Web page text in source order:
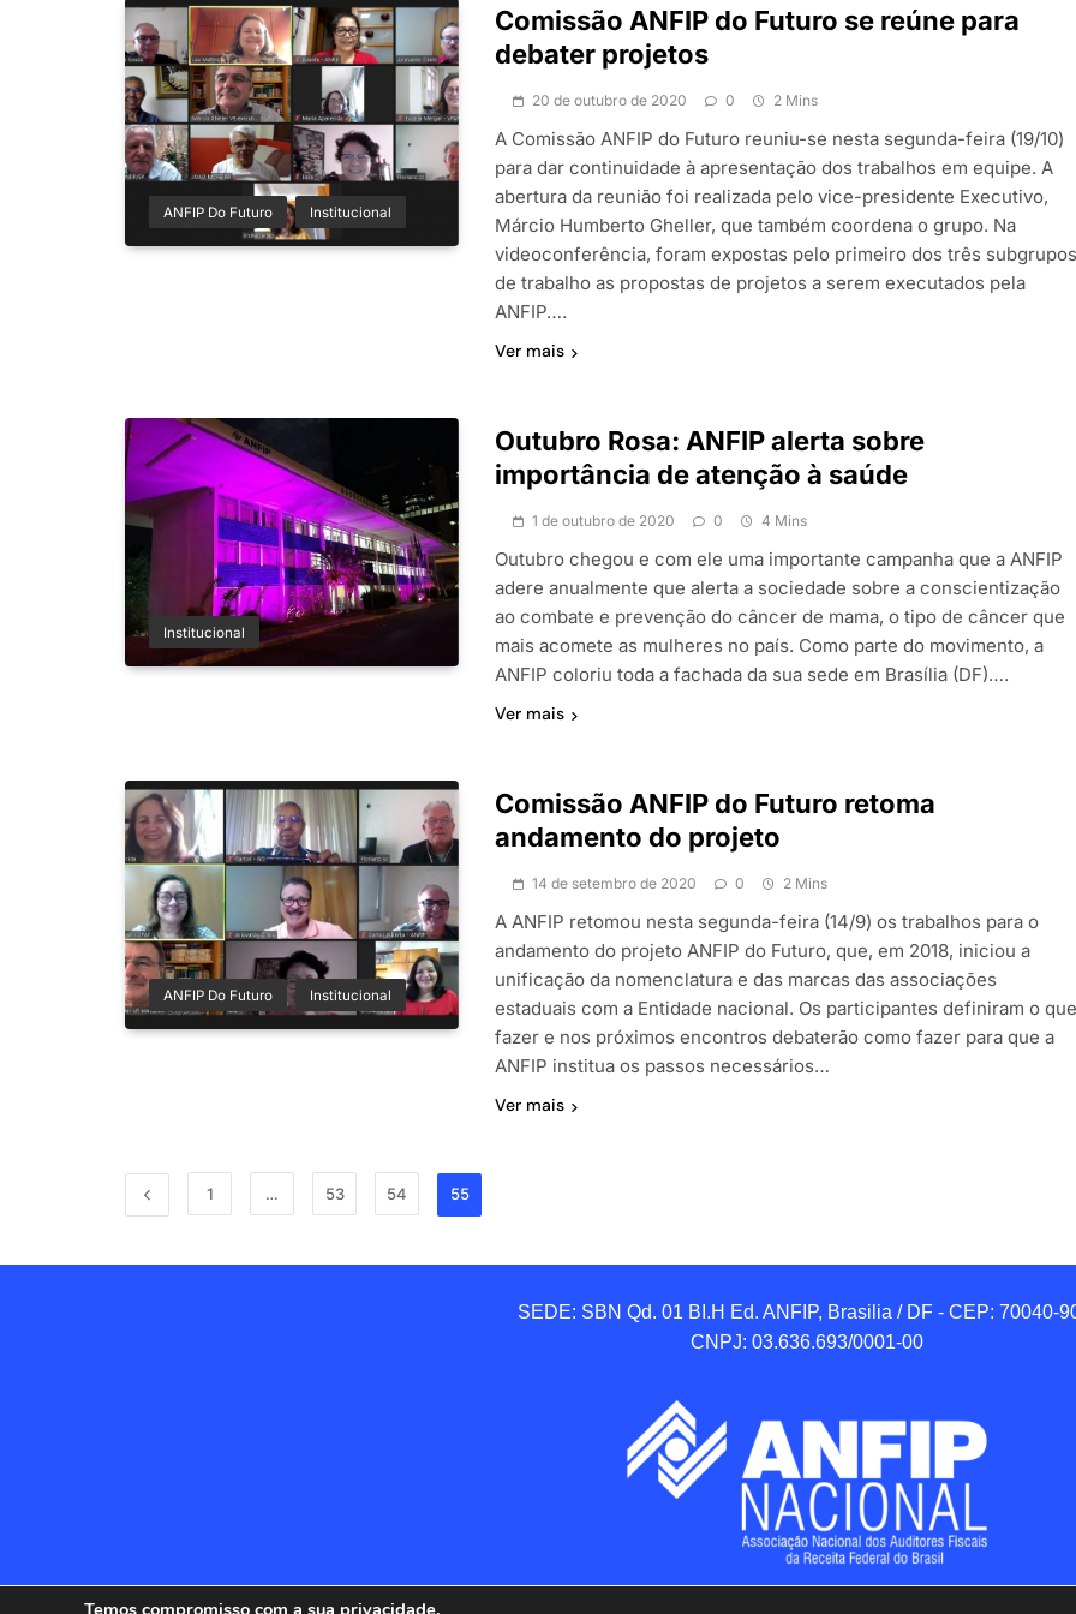
ANFIP Do Futuro Institucional
Comissão ANFIP do Futuro se reúne para
debater projetos
20 de outubro de 2020 0 2 Mins
A Comissão ANFIP do Futuro reuniu-se nesta segunda-feira (19/10)
para dar continuidade à apresentação dos trabalhos em equipe. A
abertura da reunião foi realizada pelo vice-presidente Executivo,
Márcio Humberto Gheller, que também coordena o grupo. Na
videoconferência, foram expostas pelo primeiro dos três
de trabalho as propostas de projetos a serem executados pela
ANFIP….
Ver mais
Institucional
Outubro Rosa: ANFIP alerta sobre
importância de atenção à saúde
1 de outubro de 2020 0 4 Mins
Outubro chegou e com ele uma importante campanha que a ANFIP
adere anualmente que alerta a sociedade sobre a conscientização
ao combate e prevenção do câncer de mama, o tipo de câncer que
mais acomete as mulheres no país. Como parte do movimento, a
ANFIP coloriu toda a fachada da sua sede em Brasília (DF)….
Ver mais
ANFIP Do Futuro Institucional
Comissão ANFIP do Futuro retoma
andamento do projeto
14 de setembro de 2020 0 2 Mins
A ANFIP retomou nesta segunda-feira (14/9) os trabalhos para o
andamento do projeto ANFIP do Futuro, que, em 2018, iniciou a
unificação da nomenclatura e das marcas das associações
estaduais com a Entidade nacional. Os participantes definiram o
fazer e nos próximos encontros debaterão como fazer para que a
ANFIP institua os passos necessários…
Ver mais
1 … 53 54 55
SEDE: SBN Qd. 01 BI.H Ed. ANFIP, Brasilia / DF - CEP: 70040-
CNPJ: 03.636.693/0001-00
Temos compromisso com a sua privacidade.